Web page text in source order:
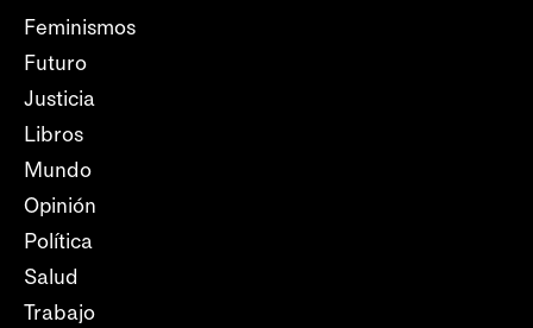
Feminismos
Futuro
Justicia
Libros
Mundo
Opinión
Política
Salud
Trabajo